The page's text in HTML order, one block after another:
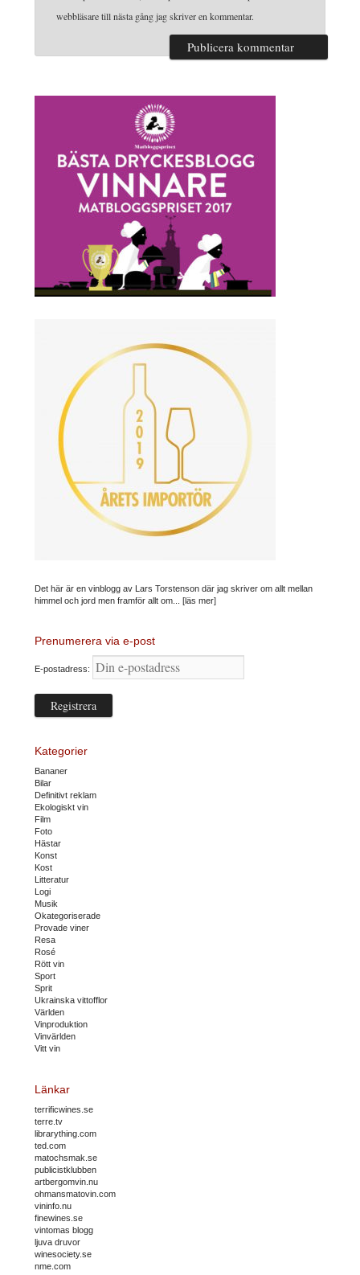
webbläsare till nästa gång jag skriver en kommentar.
Det här är en vinblogg av Lars Torstenson där jag skriver om allt mellan
himmel och jord men framför allt om... [läs mer]
Prenumerera via e-post
E-postadress:
Kategorier
Bananer
Bilar
Definitivt reklam
Ekologiskt vin
Film
Foto
Hästar
Konst
Kost
Litteratur
Logi
Musik
Okategoriserade
Provade viner
Resa
Rosé
Rött vin
Sport
Sprit
Ukrainska vittofflor
Världen
Vinproduktion
Vinvärlden
Vitt vin
Länkar
terrificwines.se
terre.tv
librarything.com
ted.com
matochsmak.se
publicistklubben
artbergomvin.nu
ohmansmatovin.com
vininfo.nu
finewines.se
vintomas blogg
ljuva druvor
winesociety.se
nme.com